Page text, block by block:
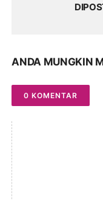
ANDA MUNGKIN
0 KOMENTAR